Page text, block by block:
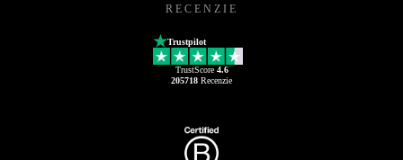
RECENZIE
Trustpilot
TrustScore 4.6
205718 Recenzie